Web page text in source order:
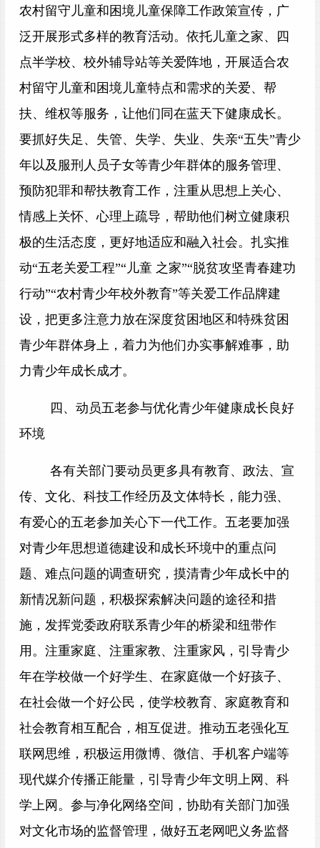
农村留守儿童和困境儿童保障工作政策宣传，广
泛开展形式多样的教育活动。依托儿童之家、四
点半学校、校外辅导站等关爱阵地，开展适合农
村留守儿童和困境儿童特点和需求的关爱、帮
扶、维权等服务，让他们同在蓝天下健康成长。
要抓好失足、失管、失学、失业、失亲“五失”青少
年以及服刑人员子女等青少年群体的服务管理、
预防犯罪和帮扶教育工作，注重从思想上关心、
情感上关怀、心理上疏导，帮助他们树立健康积
极的生活态度，更好地适应和融入社会。扎实推
动“五老关爱工程”“儿童 之家”“脱贫攻坚青春建功
行动”“农村青少年校外教育”等关爱工作品牌建
设，把更多注意力放在深度贫困地区和特殊贫困
青少年群体身上，着力为他们办实事解难事，助
力青少年成长成才。
四、动员五老参与优化青少年健康成长良好
环境
各有关部门要动员更多具有教育、政法、宣
传、文化、科技工作经历及文体特长，能力强、
有爱心的五老参加关心下一代工作。五老要加强
对青少年思想道德建设和成长环境中的重点问
题、难点问题的调查研究，摸清青少年成长中的
新情况新问题，积极探索解决问题的途径和措
施，发挥党委政府联系青少年的桥梁和纽带作
用。注重家庭、注重家教、注重家风，引导青少
年在学校做一个好学生、在家庭做一个好孩子、
在社会做一个好公民，使学校教育、家庭教育和
社会教育相互配合，相互促进。推动五老强化互
联网思维，积极运用微博、微信、手机客户端等
现代媒介传播正能量，引导青少年文明上网、科
学上网。参与净化网络空间，协助有关部门加强
对文化市场的监督管理，做好五老网吧义务监督